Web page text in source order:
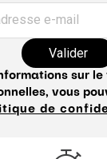
e-mail
Valider
sur
vous
de